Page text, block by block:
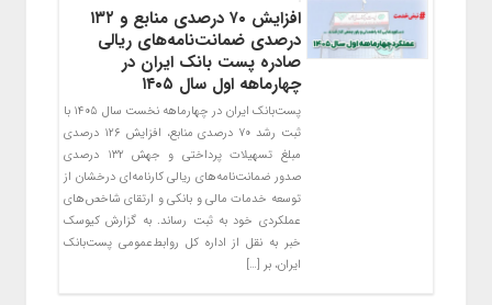
افزایش ۷۰ درصدی منابع و ۱۳۲
درصدی ضمانت‌نامه‌های ریالی
صادره پست بانک ایران در
چهارماهه اول سال ۱۴۰۵
پست‌بانک ایران در چهارماهه نخست سال ۱۴۰۵ با
ثبت رشد ۷۰ درصدی منابع، افزایش ۱۲۶ درصدی
مبلغ تسهیلات پرداختی و جهش ۱۳۲ درصدی
صدور ضمانت‌نامه‌های ریالی کارنامه‌ای درخشان از
توسعه خدمات مالی و بانکی و ارتقای شاخص‌های
عملکردی خود به ثبت رساند. به گزارش کیوسک
خبر به نقل از اداره کل روابط‌عمومی پست‌بانک
ایران، بر […]